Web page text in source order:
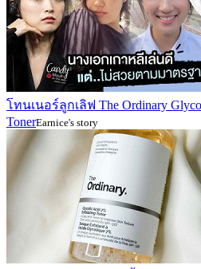
โทนเนอร์ลูกเลิฟ The Ordinary
TonerEarnice's story